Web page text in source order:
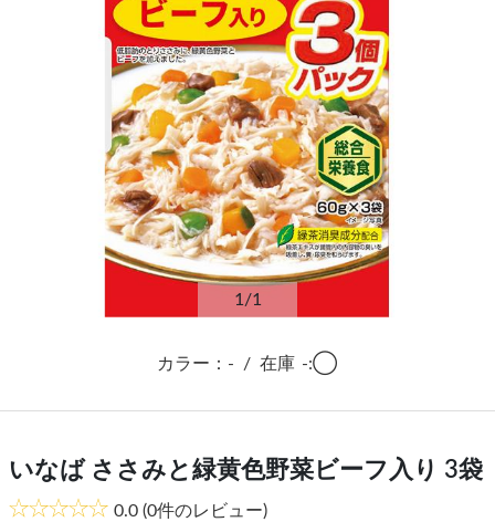
1/1
カラー：- / 在庫 -:◯
いなば ささみと緑黄色野菜ビーフ入り 3袋
0.0 (0件のレビュー)